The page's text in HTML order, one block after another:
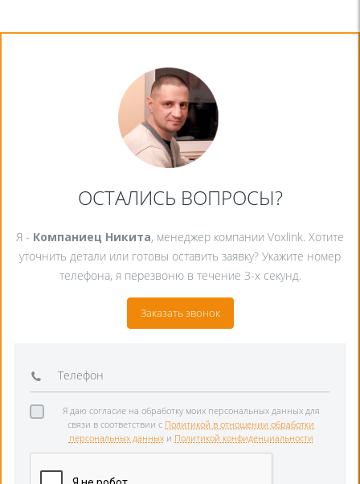
ОСТАЛИСЬ ВОПРОСЫ?
Я - Компаниец Никита, менеджер компании Voxlink. Хотите
уточнить детали или готовы оставить заявку? Укажите номер
телефона, я перезвоню в течение 3-х секунд.
Заказать звонок
Я даю согласие на обработку моих персональных данных для
связи в соответствии с Политикой в отношении обработки
персональных данныхи Политикой конфиденциальности